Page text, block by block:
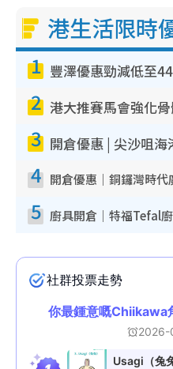
港生活限時
1
2
3
4
5